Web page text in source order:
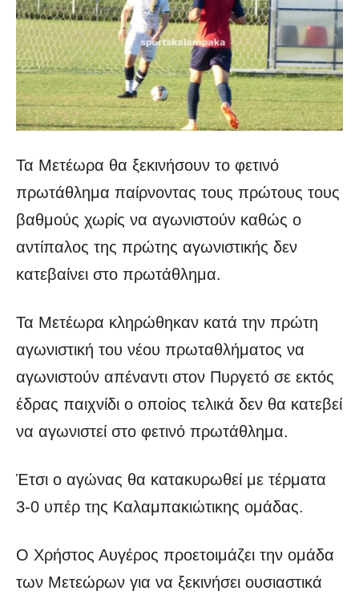
Τα Μετέωρα θα ξεκινήσουν το φετινό
πρωτάθλημα παίρνοντας τους πρώτους τους
βαθμούς χωρίς να αγωνιστούν καθώς ο
αντίπαλος της πρώτης αγωνιστικής δεν
κατεβαίνει στο πρωτάθλημα.
Τα Μετέωρα κληρώθηκαν κατά την πρώτη
αγωνιστική του νέου πρωταθλήματος να
αγωνιστούν απέναντι στον Πυργετό σε εκτός
έδρας παιχνίδι ο οποίος τελικά δεν θα κατεβεί
να αγωνιστεί στο φετινό πρωτάθλημα.
Έτσι ο αγώνας θα κατακυρωθεί με τέρματα
3-0 υπέρ της Καλαμπακιώτικης ομάδας.
Ο Χρήστος Αυγέρος προετοιμάζει την ομάδα
των Μετεώρων για να ξεκινήσει ουσιαστικά